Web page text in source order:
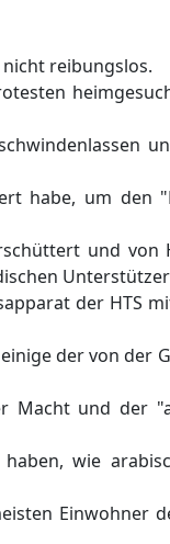
reibungslos.
habe, um den
und von
der HTS
der von der
Macht und der
wie
Einwohner